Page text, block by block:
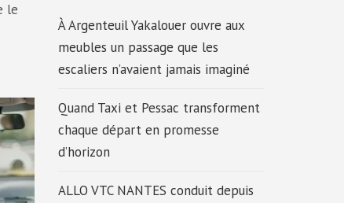
le
À Argenteuil Yakalouer ouvre aux
meubles un passage que les
escaliers n’avaient jamais imaginé
Quand Taxi et Pessac transforment
chaque départ en promesse
d’horizon
ALLO VTC NANTES conduit depuis